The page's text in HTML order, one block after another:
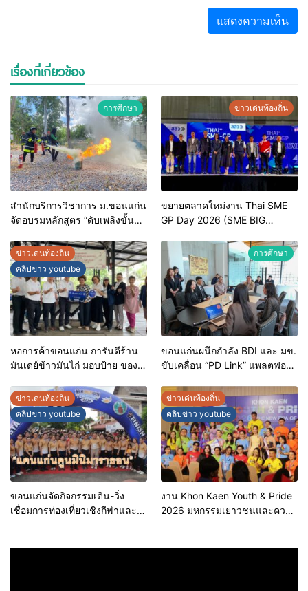
เรื่องที่เกี่ยวข้อง
การศึกษา
สำนักบริการวิชาการ ม.ขอนแก่น
จัดอบรมหลักสูตร “ดับเพลิงขั้น
ท้องถิ่นรับมืออัคคีภัยตาม
มาตรฐานสากล
ข่าวเด่นท้องถิ่น
ขยายตลาดใหม่งาน Thai SME
GP Day 2026 (SME BIG
ข่าวเด่นท้องถิ่น
คลิปข่าว youtube
หอการค้าขอนแก่น การันตีร้าน
มันเดย์ข้าวมันไก่ มอบป้าย ของดี
ประกอบการคุณภาพ ยกระดับ
มาตรฐาน สร้างความเชื่อมั่นให้ผู้
บริโภค
การศึกษา
ขอนแก่นผนึกกำลัง BDI และ มข.
ขับเคลื่อน “PD Link” แพลตฟอร์ม
บริหารงานบนฐานข้อมูลที่
แม่นยำและยั่งยืน
ข่าวเด่นท้องถิ่น
คลิปข่าว youtube
ขอนแก่นจัดกิจกรรมเดิน-วิ่ง
เชื่อมการท่องเที่ยวเชิงกีฬาและ
ข่าวเด่นท้องถิ่น
คลิปข่าว youtube
งาน Khon Kaen Youth & Pride
2026 มหกรรมเยาวชนและความ